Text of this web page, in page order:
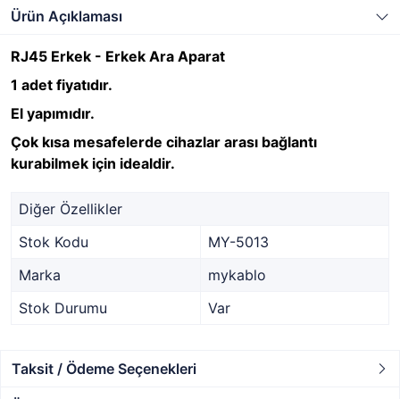
Ürün Açıklaması
RJ45 Erkek - Erkek Ara Aparat
1 adet fiyatıdır.
El yapımıdır.
Çok kısa mesafelerde cihazlar arası bağlantı
kurabilmek için idealdir.
Diğer Özellikler
Stok Kodu
MY-5013
Marka
mykablo
Stok Durumu
Var
Taksit / Ödeme Seçenekleri